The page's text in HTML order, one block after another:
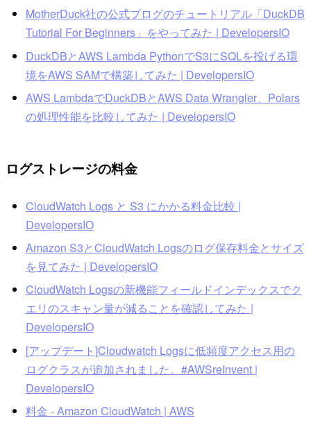
MotherDuck社の公式ブログのチュートリアル「DuckDB
Tutorial For Beginners」をやってみた | DevelopersIO
DuckDBとAWS Lambda PythonでS3にSQLを投げる環
境をAWS SAMで構築してみた | DevelopersIO
AWS LambdaでDuckDBとAWS Data Wrangler、Polars
の処理性能を比較してみた | DevelopersIO
ログストレージの料金
CloudWatch Logs と S3 にかかる料金比較 |
DevelopersIO
Amazon S3とCloudWatch Logsのログ保存料金とサイズ
を見てみた | DevelopersIO
CloudWatch Logsの新機能フィールドインデックスでク
エリのスキャン量が減ることを確認してみた |
DevelopersIO
[アップデート]Cloudwatch Logsに低頻度アクセス用の
ログクラスが追加されました。#AWSreInvent |
DevelopersIO
料金 - Amazon CloudWatch | AWS